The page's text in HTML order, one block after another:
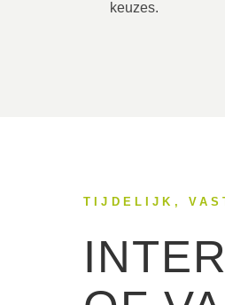
keuzes.
TIJDELIJK,